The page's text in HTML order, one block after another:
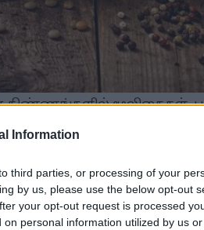
Information
third parties, or processing of your
by us, please use the below opt-out
your opt-out request is processed
personal information utilized by us
கிண்ணங்களில்
அமைக்கப்பட்டிருக்கும்
படத்தைக் கிளிக்
சத்தான மற்றும்